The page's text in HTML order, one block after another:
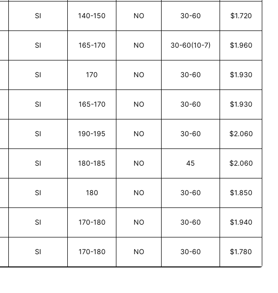
SI 140-150 NO 30-60 $1.720
SI 165-170 NO 30-60(10-7) $1.960
SI 170 NO 30-60 $1.930
SI 165-170 NO 30-60 $1.930
SI 190-195 NO 30-60 $2.060
SI 180-185 NO 45 $2.060
SI 180 NO 30-60 $1.850
SI 170-180 NO 30-60 $1.940
SI 170-180 NO 30-60 $1.780